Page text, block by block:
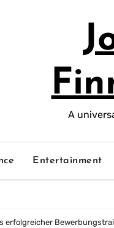
A
Entertainment
erfolgreicher